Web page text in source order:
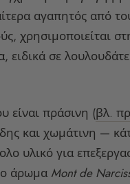
αγαπητός από
χρησιμοποιείται
, ειδικά σε
είναι πράσινη (βλ.
και χωμάτινη —
υλικό για
άρωμα Mont de